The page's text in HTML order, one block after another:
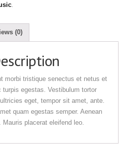
(0)
morbi tristique senectus et netus et
turpis egestas. Vestibulum tortor
eget, tempor sit amet, ante.
quam egestas semper. Aenean
placerat eleifend leo.